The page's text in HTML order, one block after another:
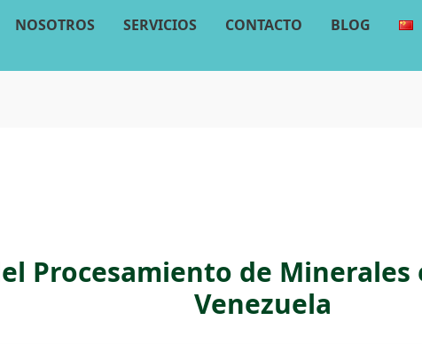
NOSOTROS SERVICIOS CONTACTO BLOG
Procesamiento de Minerales
Venezuela